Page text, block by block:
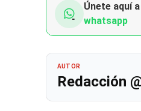
Únete aquí
whatsapp
AUTOR
Redacción